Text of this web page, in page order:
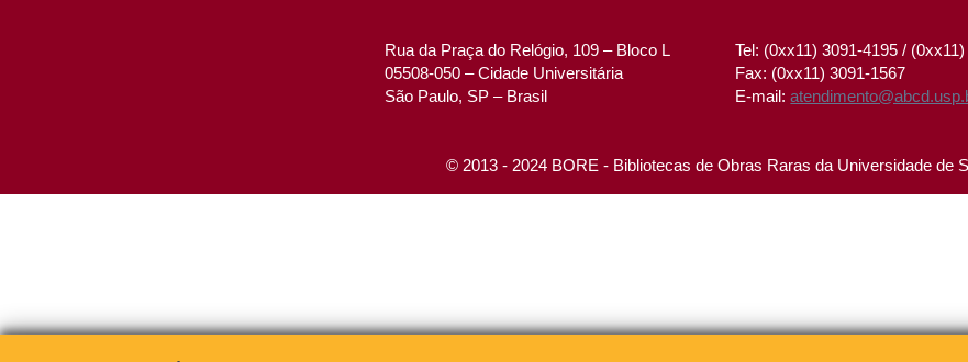
Rua da Praça do Relógio, 109 – Bloco L
05508-050 – Cidade Universitária
São Paulo, SP – Brasil
Tel: (0xx11) 3091-4195 /
Fax: (0xx11) 3091-1567
E-mail:
© 2013 - 2024 BORE - Bibliotecas de Obras Raras da Universidade de